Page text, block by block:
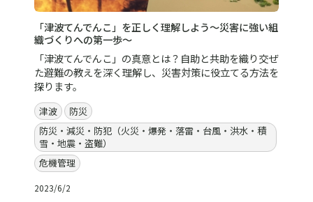
「津波てんでんこ」を正しく理解しよう～災害に強い組
織づくりへの第一歩～
「津波てんでんこ」の真意とは？自助と共助を織り交ぜ
た避難の教えを深く理解し、災害対策に役立てる方法を
探ります。
津波
防災
防災・減災・防犯（火災・爆発・落雷・台風・洪水・積
雪・地震・盗難）
危機管理
2023/6/2